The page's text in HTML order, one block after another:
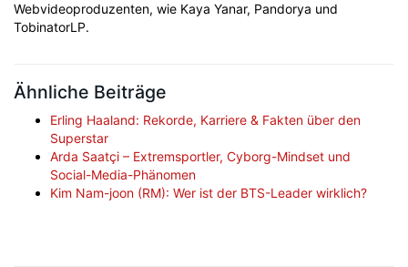
Webvideoproduzenten, wie Kaya Yanar, Pandorya und
TobinatorLP.
Ähnliche Beiträge
Erling Haaland: Rekorde, Karriere & Fakten über den
Superstar
Arda Saatçi – Extremsportler, Cyborg-Mindset und
Social-Media-Phänomen
Kim Nam-joon (RM): Wer ist der BTS-Leader wirklich?